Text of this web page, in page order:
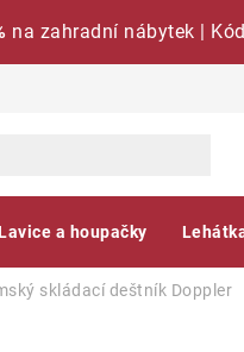
na zahradní nábytek |
Lavice a houpačky
skládací deštník Doppler